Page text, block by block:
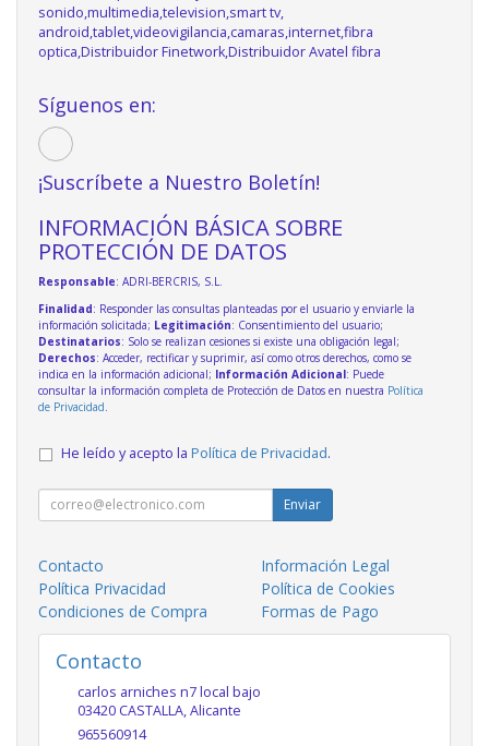
sonido,multimedia,television,smart tv,
android,tablet,videovigilancia,camaras,internet,fibra
optica,Distribuidor Finetwork,Distribuidor Avatel fibra
Síguenos en:
¡Suscríbete a Nuestro Boletín!
INFORMACIÓN BÁSICA SOBRE
PROTECCIÓN DE DATOS
Responsable: ADRI-BERCRIS, S.L.
Finalidad: Responder las consultas planteadas por el usuario y enviarle la
información solicitada; Legitimación: Consentimiento del usuario;
Destinatarios: Solo se realizan cesiones si existe una obligación legal;
Derechos: Acceder, rectificar y suprimir, así como otros derechos, como se
indica en la información adicional; Información Adicional: Puede
consultar la información completa de Protección de Datos en nuestra Política
de Privacidad
He leído y acepto la Política de Privacidad.
Enviar
Contacto
Información Legal
Política Privacidad
Política de Cookies
Condiciones de Compra
Formas de Pago
Contacto
carlos arniches n7 local bajo
03420 CASTALLA,Alicante
965560914